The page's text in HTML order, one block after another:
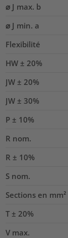
⌀ J max. b
⌀ J min. a
Flexibilité
HW ± 20%
JW ± 20%
JW ± 30%
P ± 10%
R nom.
R ± 10%
S nom.
Sections en mm²
T ± 20%
V max.